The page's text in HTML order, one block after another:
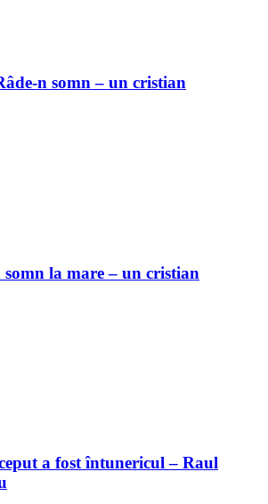
n somn – un cristian
somn la mare – un cristian
a fost întunericul – Raul